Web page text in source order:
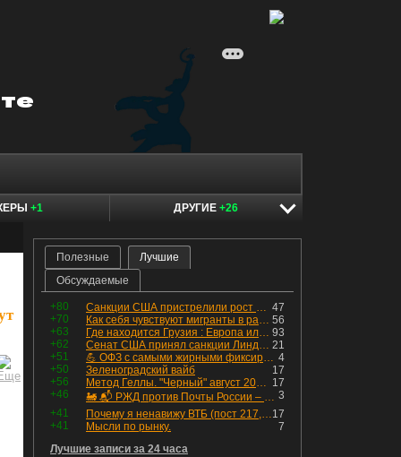
+1 ДРУГИЕ +26
Полезные
Лучшие
Обсуждаемые
+80 47
Санкции США пристрелили рост акций в России
+70
56
Как себя чувствуют мигранты в раю, в который они так стремились
+63
93
Где находится Грузия : Европа или Азия
+62
21
Сенат США принял санкции Линдси Грэма против России
+51
4
💪 ОФЗ с самыми жирными фиксированными купонами
+50
17
Зеленоградский вайб
+56
17
Метод Геллы. "Черный" август 2026 - быть или не быть?
+46
3
🚂 📬 РЖД против Почты России – Какие облигации выбрать?
+41
17
Почему я ненавижу ВТБ (пост 217, 12+)
+41
7
Мысли по рынку.
Лучшие записи за 24 часа